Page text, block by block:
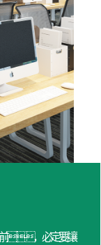
前，必定要讓